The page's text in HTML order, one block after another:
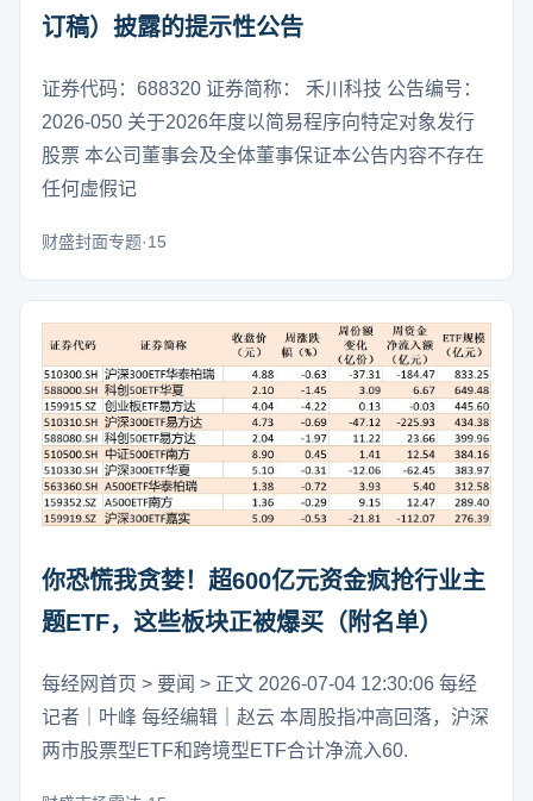
订稿）披露的提示性公告
证券代码：688320 证券简称： 禾川科技 公告编号：
2026-050 关于2026年度以简易程序向特定对象发行
股票 本公司董事会及全体董事保证本公告内容不存在
任何虚假记
财盛封面专题·15
你恐慌我贪婪！超600亿元资金疯抢行业主
题ETF，这些板块正被爆买（附名单）
每经网首页 > 要闻 > 正文 2026-07-04 12:30:06 每经
记者｜叶峰 每经编辑｜赵云 本周股指冲高回落，沪深
两市股票型ETF和跨境型ETF合计净流入60.